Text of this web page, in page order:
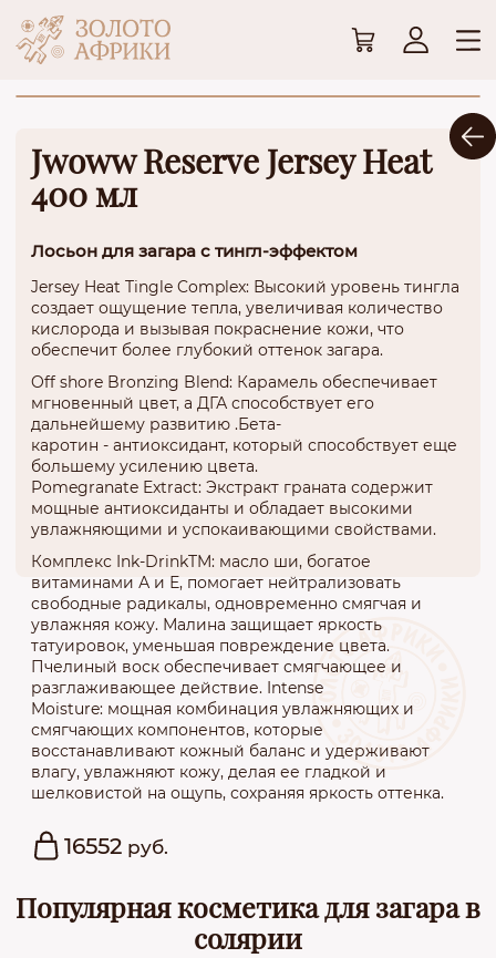
Jwoww Reserve Jersey Heat
400 мл
Лосьон для загара с тингл-эффектом
Jersey Heat Tingle Complex: Высокий уровень тингла
создает ощущение тепла, увеличивая количество
кислорода и вызывая покраснение кожи, что
обеспечит более глубокий оттенок загара.
Off shore Bronzing Blend: Карамель обеспечивает
мгновенный цвет, а ДГА способствует его
дальнейшему развитию .Бета-
каротин - антиоксидант, который способствует еще
большему усилению цвета.
Pomegranate Extract: Экстракт граната содержит
мощные антиоксиданты и обладает высокими
увлажняющими и успокаивающими свойствами.
Комплекс Ink-DrinkTM: масло ши, богатое
витаминами А и Е, помогает нейтрализовать
свободные радикалы, одновременно смягчая и
увлажняя кожу. Малина защищает яркость
татуировок, уменьшая повреждение цвета.
Пчелиный воск обеспечивает смягчающее и
разглаживающее действие. Intense
Moisture: мощная комбинация увлажняющих и
смягчающих компонентов, которые
восстанавливают кожный баланс и удерживают
влагу, увлажняют кожу, делая ее гладкой и
шелковистой на ощупь, сохраняя яркость оттенка.
16552 руб.
Популярная косметика для загара в
солярии